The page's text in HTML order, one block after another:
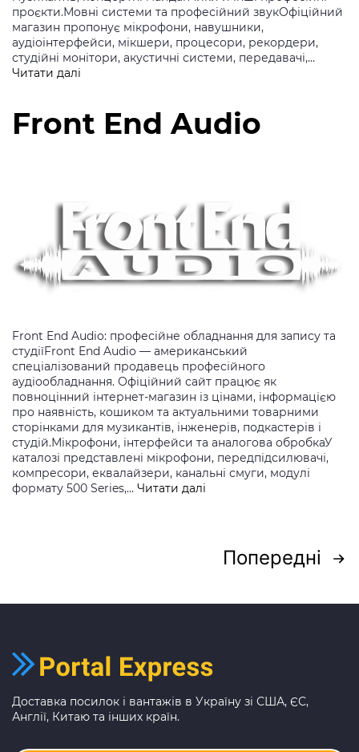
проєкти.Мовні системи та професійний звукОфіційний
магазин пропонує мікрофони, навушники,
аудіоінтерфейси, мікшери, процесори, рекордери,
студійні монітори, акустичні системи, передавачі,…
Читати далі
Front End Audio
Front End Audio: професійне обладнання для запису та
студіїFront End Audio — американський
спеціалізований продавець професійного
аудіообладнання. Офіційний сайт працює як
повноцінний інтернет-магазин із цінами, інформацією
про наявність, кошиком та актуальними товарними
сторінками для музикантів, інженерів, подкастерів і
студій.Мікрофони, інтерфейси та аналогова обробкаУ
каталозі представлені мікрофони, передпідсилювачі,
компресори, еквалайзери, канальні смуги, модулі
формату 500 Series,… Читати далі
Попередні
Доставка посилок і вантажів в Україну зі США, ЄС,
Англії, Китаю та інших країн.